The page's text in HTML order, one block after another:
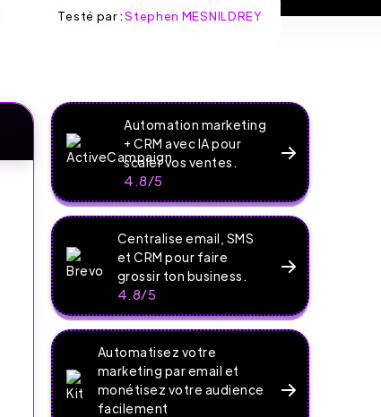
Testé par :Stephen MESNILDREY
Automation marketing
+ CRM avec IA pour
scaler vos ventes.
4.8/5
Centralise email, SMS
et CRM pour faire
grossir ton business.
4.8/5
Automatisez votre
marketing par email et
monétisez votre audience
facilement